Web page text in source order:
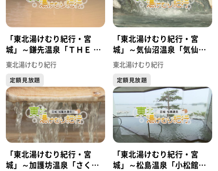
「東北湯けむり紀行・宮
城」～鎌先温泉「ＴＨＥ Ｙ
ＵＫＡＷＡ 一條支店」～
東北湯けむり紀行
定額見放題
「東北湯けむり紀行・宮
城」～気仙沼温泉「気仙沼
プラザホテル」～
東北湯けむり紀行
定額見放題
「東北湯けむり紀行・宮
城」～加護坊温泉「さくら
「東北湯けむり紀行・宮
城」～松島温泉「小松館